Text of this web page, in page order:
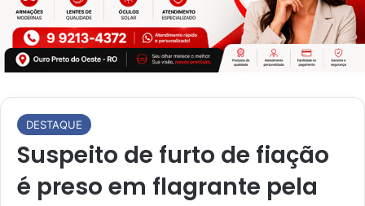
DESTAQUE
Suspeito de furto de fiação
é preso em flagrante pela